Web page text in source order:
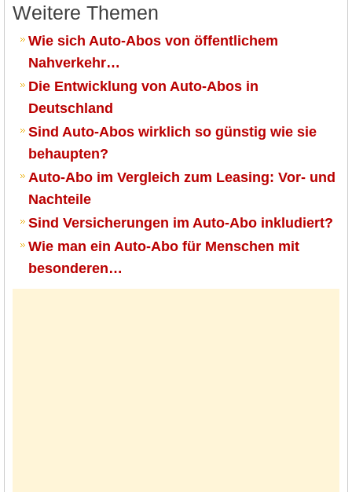
Weitere Themen
Wie sich Auto-Abos von öffentlichem
Nahverkehr…
Die Entwicklung von Auto-Abos in
Deutschland
Sind Auto-Abos wirklich so günstig wie sie
behaupten?
Auto-Abo im Vergleich zum Leasing: Vor- und
Nachteile
Sind Versicherungen im Auto-Abo inkludiert?
Wie man ein Auto-Abo für Menschen mit
besonderen…